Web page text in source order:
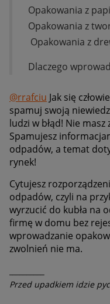
Opakowania z
Opakowania z
Opakowania z
Dlaczego
@rrafciu Jak się
spamuj swoją
ludzi w błąd! Nie
Spamujesz
odpadów, a temat
rynek!
Cytujesz
odpadów, czyli na
wyrzucić do kubła na
firmę w domu bez
wprowadzanie
zwolnień nie ma.
Przed upadkiem idzie